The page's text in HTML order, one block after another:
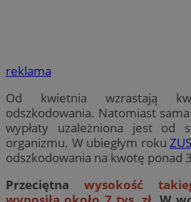
reklama
Od kwietnia wzrastają
odszkodowania. Natomiast
wypłaty uzależniona jest od
organizmu. W ubiegłym roku ZUS
odszkodowania na kwotę ponad
Przeciętna wysokość